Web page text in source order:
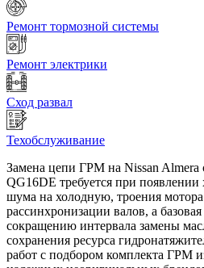
Ремонт тормозной системы
Ремонт электрики
Сход развал
Техобслуживание
Замена цепи ГРМ на Nissan Almera
QG16DE требуется при появлении
шума на холодную, троения
рассинхронизации валов, а
сокращению интервала замены
сохранения ресурса
работ с подбором комплекта ГРМ